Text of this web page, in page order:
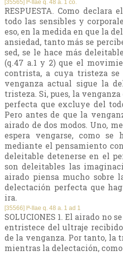
[35565] Iª-IIae q. 48 a. 1 co.
RESPUESTA. Como
todo las sensibles y
eso, en la medida en que la
ansiedad, tanto más se
sed, se le hace más
(q.47 a.1 y 2) que el
contrista, a cuya tristeza
venganza actual sigue la
tristeza. Si, pues, la
perfecta que excluye del
Pero antes de que la
airado de dos modos. Uno,
espera vengarse, como se
mediante el pensamiento
deleitable detenerse en el
son deleitables las
airado piensa mucho sobre
delectación perfecta que
ira.
[35566] Iª-IIae q. 48 a. 1 ad 1
SOLUCIONES 1. El airado no
entristece del ultraje
de la venganza. Por tanto, la
mientras la delectación,